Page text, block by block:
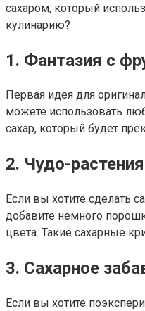
сахаром, который
кулинарию?
1. Фантазия с
Первая идея для
можете использовать
сахар, который будет
2. Чудо-растения
Если вы хотите сделать
добавите немного
цвета. Такие сахарные
3. Сахарное
Если вы хотите